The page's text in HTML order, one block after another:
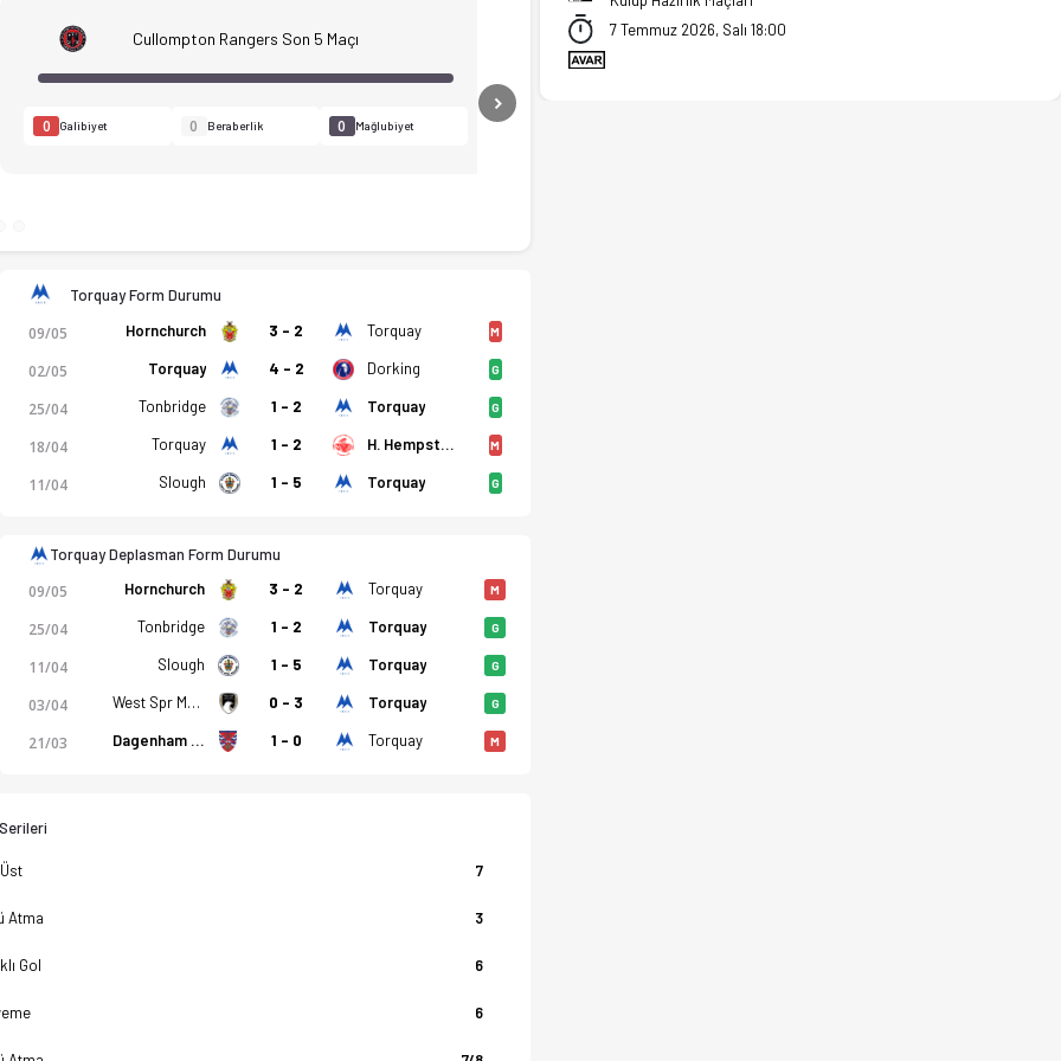
Muhtemel kadrolar, ilk 11'ler, iddaa oranları ve istatistikler Ofsayt'ta.
Cullompton Rangers Son 5 Maçı
0 Galibiyet 0 Beraberlik 0 Mağlubiyet Next
Torquay Form Durumu
09/05 Hornchurch 3 - 2 Torquay M
02/05 Torquay 4 - 2 Dorking G
25/04 Tonbridge 1 - 2 Torquay G
18/04 Torquay 1 - 2 H. Hempstead M
11/04 Slough 1 - 5 Torquay G
Torquay Deplasman Form Durumu
09/05 Hornchurch 3 - 2 Torquay M
25/04 Tonbridge 1 - 2 Torquay G
11/04 Slough 1 - 5 Torquay G
03/04 West Spr Mare 0 - 3 Torquay G
21/03 Dagenham & Red 1 - 0 Torquay M
7
Atma 3
Gol 6
6
7 Temmuz 2026, Salı 18:00